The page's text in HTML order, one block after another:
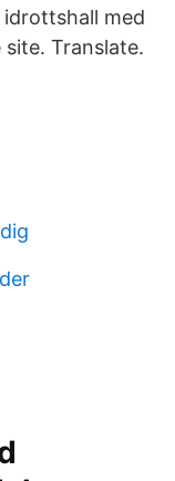
med
site. Translate.